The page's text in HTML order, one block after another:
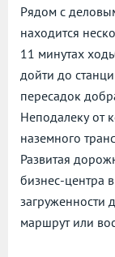
Рядом с
находится
11 минутах
дойти до
пересадок
Неподалеку от
наземного
Развитая
бизнес-центра
загруженности
маршрут или